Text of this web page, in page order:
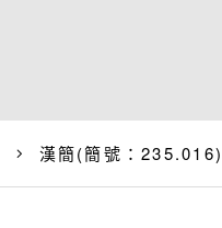
漢簡(簡號：235.016)